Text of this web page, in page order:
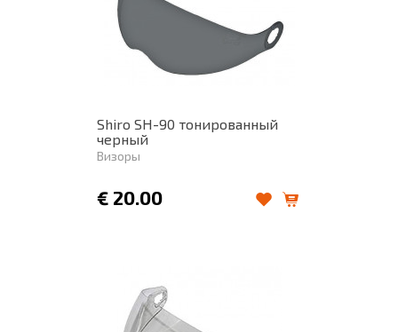
Shiro SH-90 тонированный
черный
Визоры
€ 20.00